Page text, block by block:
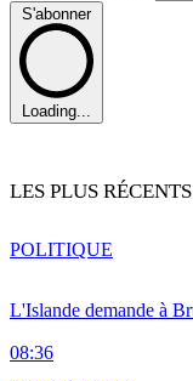
S'abonner
Loading...
LES PLUS RÉCENTS
L'Islande demande à
08:36
POLITIQUE